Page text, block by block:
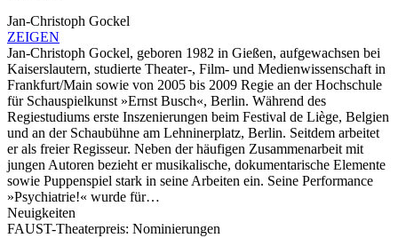
Jan-Christoph Gockel
ZEIGEN
Jan-Christoph Gockel, geboren 1982 in Gießen, aufgewachsen bei
Kaiserslautern, studierte Theater-, Film- und Medienwissenschaft in
Frankfurt/Main sowie von 2005 bis 2009 Regie an der Hochschule
für Schauspielkunst »Ernst Busch«, Berlin. Während des
Regiestudiums erste Inszenierungen beim Festival de Liège, Belgien
und an der Schaubühne am Lehninerplatz, Berlin. Seitdem arbeitet
er als freier Regisseur. Neben der häufigen Zusammenarbeit mit
jungen Autoren bezieht er musikalische, dokumentarische Elemente
sowie Puppenspiel stark in seine Arbeiten ein. Seine Performance
»Psychiatrie!« wurde für…
Neuigkeiten
FAUST-Theaterpreis: Nominierungen